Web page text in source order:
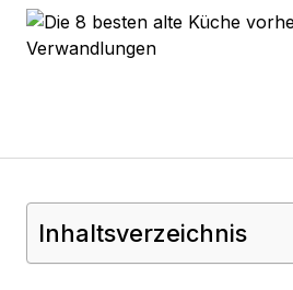
Inhaltsverzeichnis